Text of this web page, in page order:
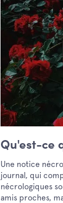
Qu'est-ce
Une notice
journal, qui
nécrologiques
amis proches,